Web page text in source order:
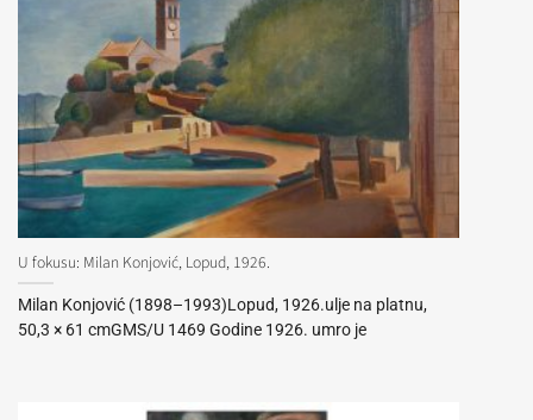
U fokusu: Milan Konjović, Lopud, 1926.
Milan Konjović (1898–1993)Lopud, 1926.ulje na platnu,
50,3 × 61 cmGMS/U 1469 Godine 1926. umro je